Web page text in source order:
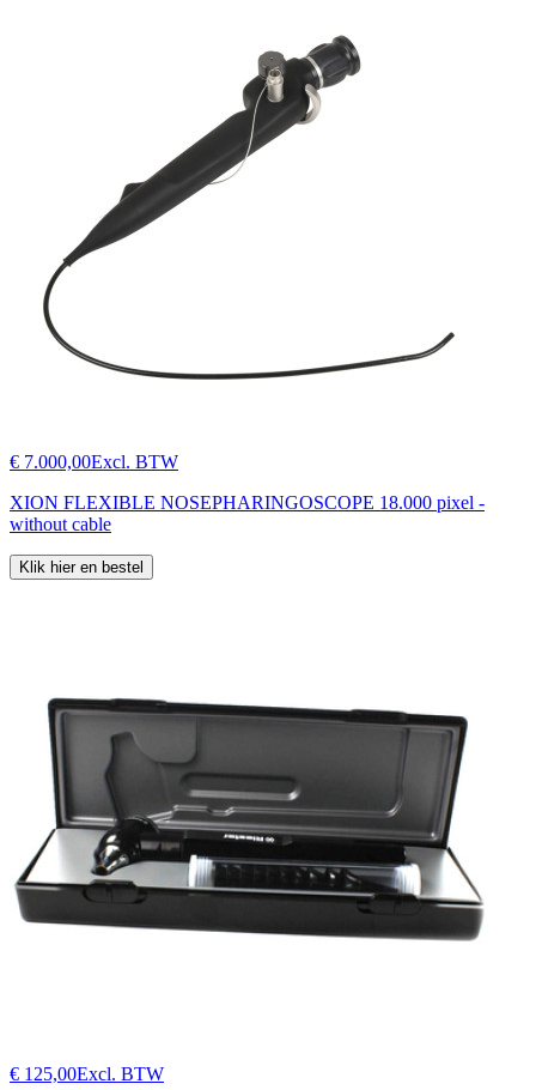
€ 7.000,00Excl. BTW
XION FLEXIBLE NOSEPHARINGOSCOPE 18.000 pixel -
without cable
Klik hier en bestel
€ 125,00Excl. BTW